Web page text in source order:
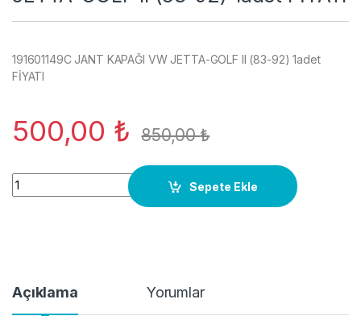
191601149C JANT KAPAĞI VW JETTA-GOLF II (83-92) 1adet
FİYATI
500,00 ₺ 850,00₺
191601149C JANT KAPAĞI VW JETTA-GOLF II (83-92) 1adet
Sepete Ekle
Açıklama Yorumlar